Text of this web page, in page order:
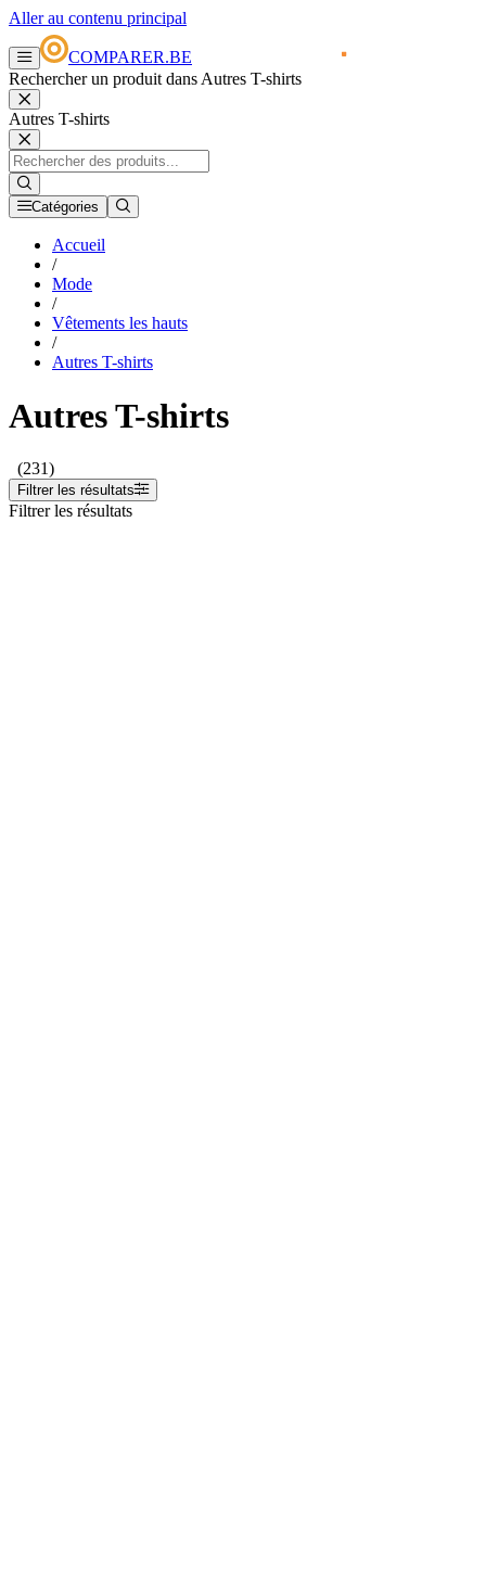
Aller au contenu principal
COMPARER.BE
Rechercher un produit dans Autres T-shirts
Autres T-shirts
Catégories
Accueil
/
Mode
/
Vêtements les hauts
/
Autres T-shirts
Autres T-shirts
(231)
Filtrer les résultats
Filtrer les résultats